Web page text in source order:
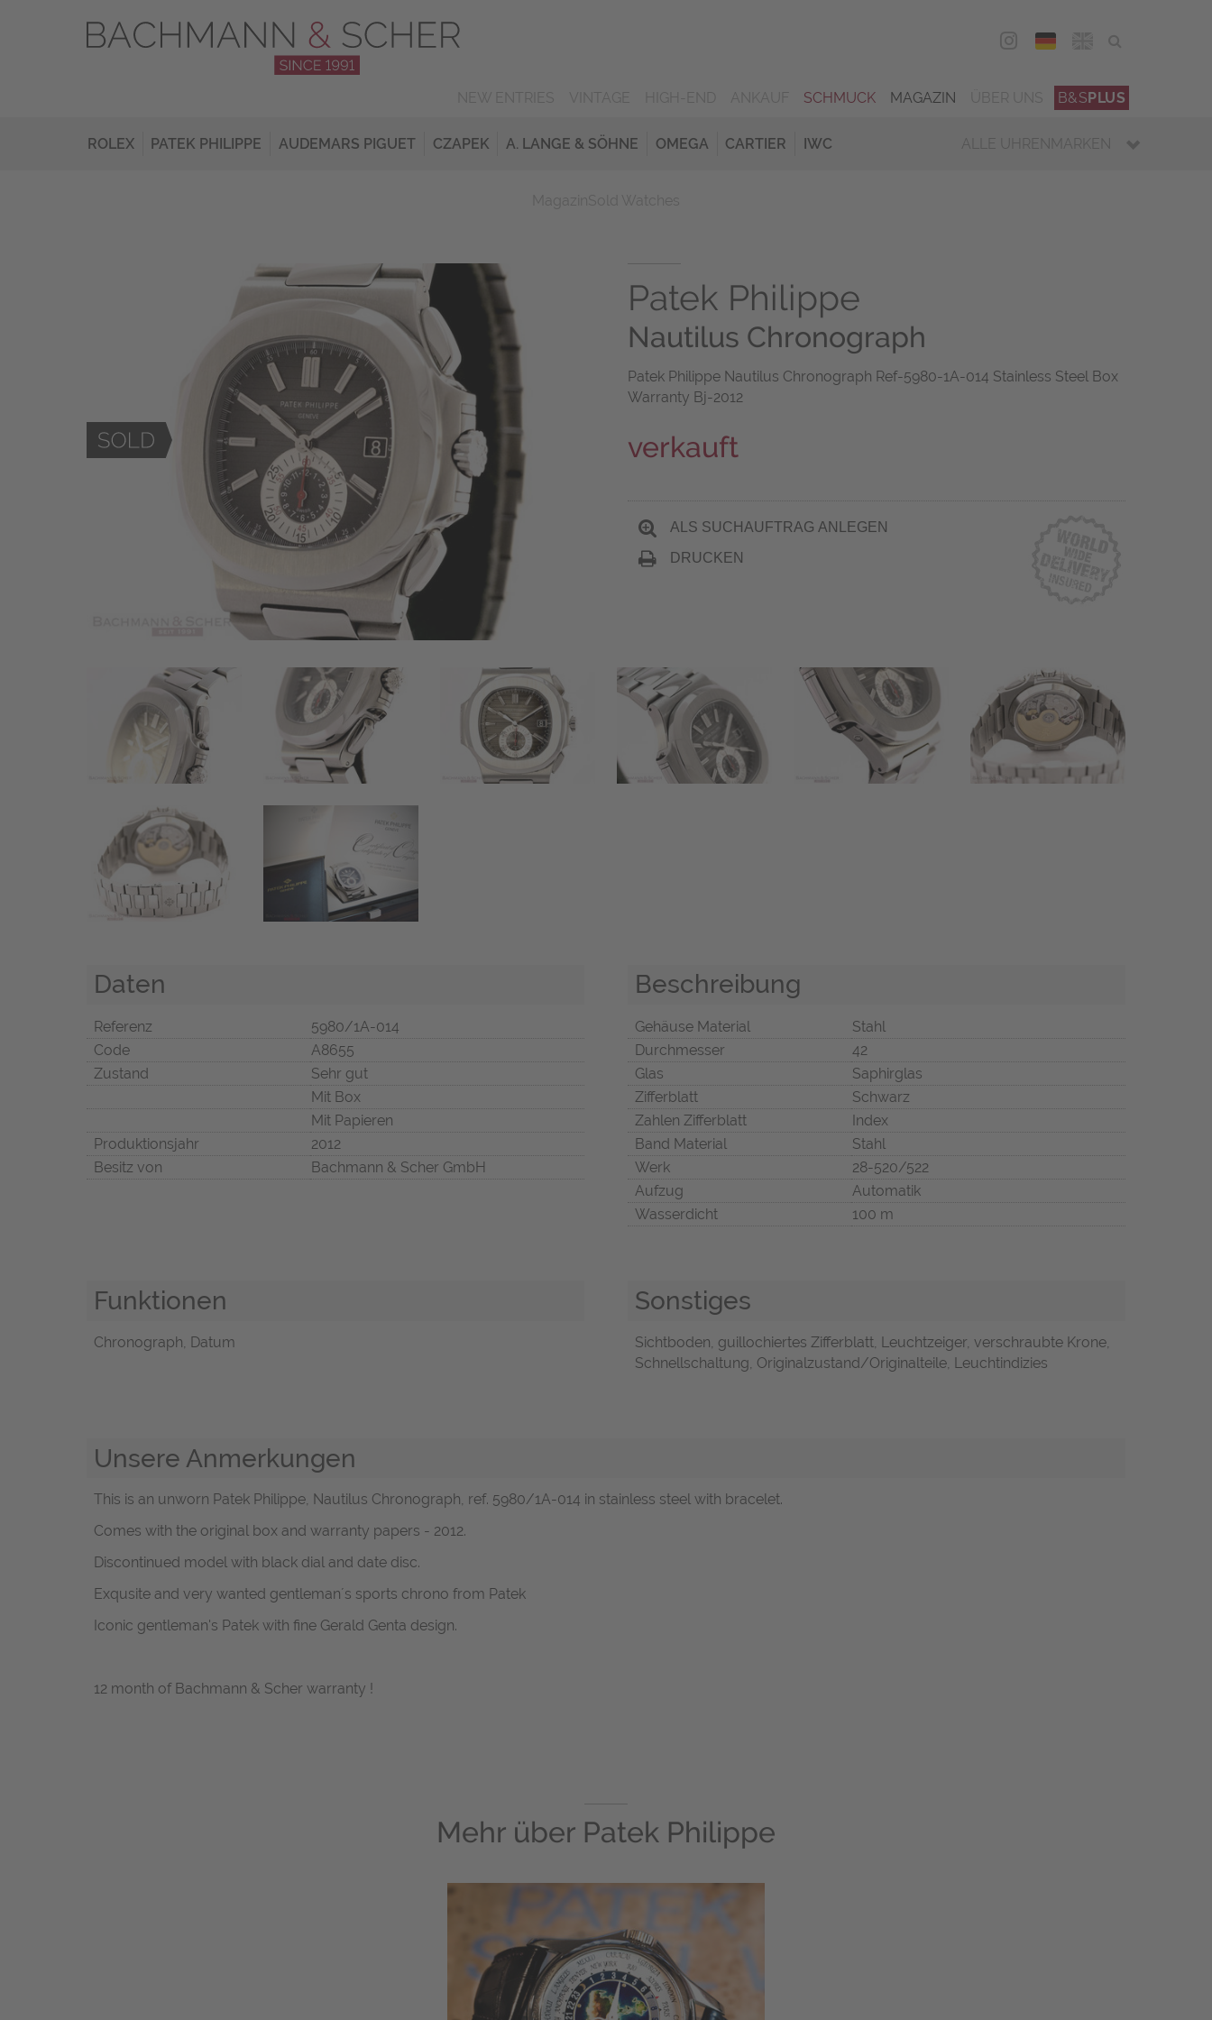
DEU
SCHMUCK MAGAZIN B&SPLUS
ROLEX PATEK PHILIPPE AUDEMARS PIGUET CZAPEK A. LANGE & SÖHNE OMEGA CARTIER IWC ALLE UHRENMARKEN
Patek Philippe
Nautilus Chronograph
Patek Philippe Nautilus Chronograph Ref-5980-1A-014 Stainless Steel Box
Warranty Bj-2012
verkauft
ALS SUCHAUFTRAG ANLEGEN
DRUCKEN
Daten
Referenz
5980/1A-014
Code
A8655
Zustand
Sehr gut
Mit Box
Mit Papieren
Produktionsjahr
2012
Besitz von
Bachmann & Scher GmbH
Beschreibung
Gehäuse Material
Stahl
Durchmesser
42
Glas
Saphirglas
Zifferblatt
Schwarz
Zahlen Zifferblatt
Index
Band Material
Stahl
Werk
28-520/522
Aufzug
Automatik
Wasserdicht
100 m
Funktionen
Chronograph, Datum
Sonstiges
Sichtboden, guillochiertes Zifferblatt, Leuchtzeiger, verschraubte Krone,
Schnellschaltung, Originalzustand/Originalteile, Leuchtindizies
Unsere Anmerkungen
This is an unworn Patek Philippe, Nautilus Chronograph, ref. 5980/1A-014 in stainless steel with bracelet.
Comes with the original box and warranty papers - 2012.
Discontinued model with black dial and date disc.
Exqusite and very wanted gentleman´s sports chrono from Patek
Iconic gentleman's Patek with fine Gerald Genta design.
12 month of Bachmann & Scher warranty !
Mehr über Patek Philippe